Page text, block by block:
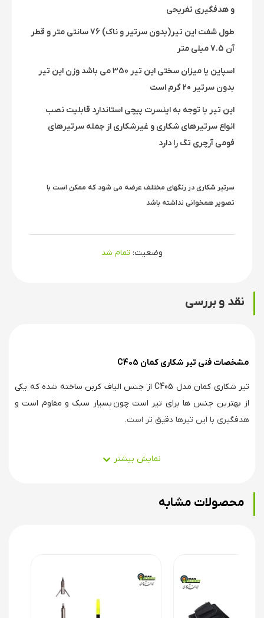
و هدفگیری تفریحی
طول شفت این تیر(بدون سرتیر و ناک) 76 سانتی متر و قطر
آن 7.5 میلی متر
اسپاین یا میزان سختی این تیر 350 می باشد وزن این تیر
بدون سرتیر 20 گرم است
این تیر با توجه به اینسرت پیچی استاندارد قابلیت نصب
انواع سرتیرهای شکاری و غیرشکاری از جمله سرتیرهای
فومی آرچری تگ را دارد
سرتیر شکاری در رنگهای مختلف عرضه می شود که ممکن است با
تصویر همخوانی نداشته باشد
وضعیت: تمام شد
نقد و بررسی
مشخصات فنی تیر شکاری کمان C405
تیر شکاری کمان مدل C405 از جنس الیاف کربن ساخته شده که یکی
از بهترین جنس ها برای تیر است چون بسیار سبک و مقاوم است و
هدفگیری با این تیرها دقیق تر است.
در تیرهای کربنی واحد اسپاین میزان نرمی یا سختی تیر را باتوجه به
سختی تیر کربنی بیشتر است
تیر کربنی شکاری کمان مدل C405 دارای سر تیر شکاری فولادی آنودایز
محصولات مشابه